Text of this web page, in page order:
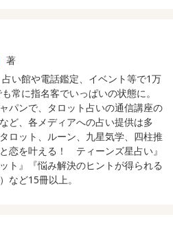
著
い館や電話鑑定、イベント等で1万
常に指名客でいっぱいの状態に。
パンで、タロット占いの通信講座の
ど、各メディアへの占い提供は多
ロット、ルーン、九星気学、四柱推
恋を叶える！ ティーンズ星占い』
ト』『悩み解決のヒントが得られる
など15冊以上。